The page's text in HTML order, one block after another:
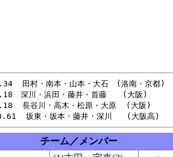
田村・南本・山本・大石　(洛南・京
　深川・浜田・藤井・首藤　　(大阪)　　
長谷川・高木・松原・大原  (大阪)
チーム／メンバー